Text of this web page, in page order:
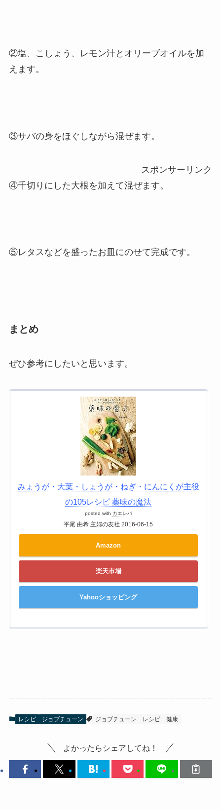
②塩、こしょう、レモン汁とオリーブオイルを加
えます。
③サバの身をほぐしながら混ぜます。
スポンサーリンク
④千切りにした大根を加えて混ぜます。
⑤レタスなどを盛ったお皿にのせて完成です。
まとめ
ぜひ参考にしたいと思います。
みょうが・大葉・しょうが・ねぎ・にんにくが主役
の105レシピ 薬味の魔法
posted with カエレバ
平尾 由希 主婦の友社 2016-06-15
Amazon
楽天市場
Yahooショッピング
レシピ ジョブチューン ジョブチューン レシピ 健康
よかったらシェアしてね！